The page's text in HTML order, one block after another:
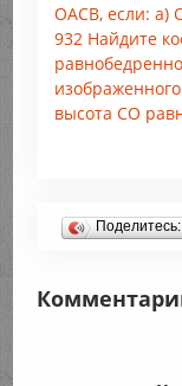
ОАСB, если: а)
932 Найдите
высота СО
Поделитесь: